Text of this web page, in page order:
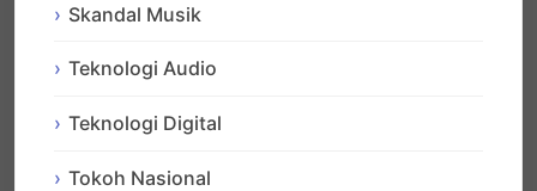
Skandal Musik
Teknologi Audio
Teknologi Digital
Tokoh Nasional